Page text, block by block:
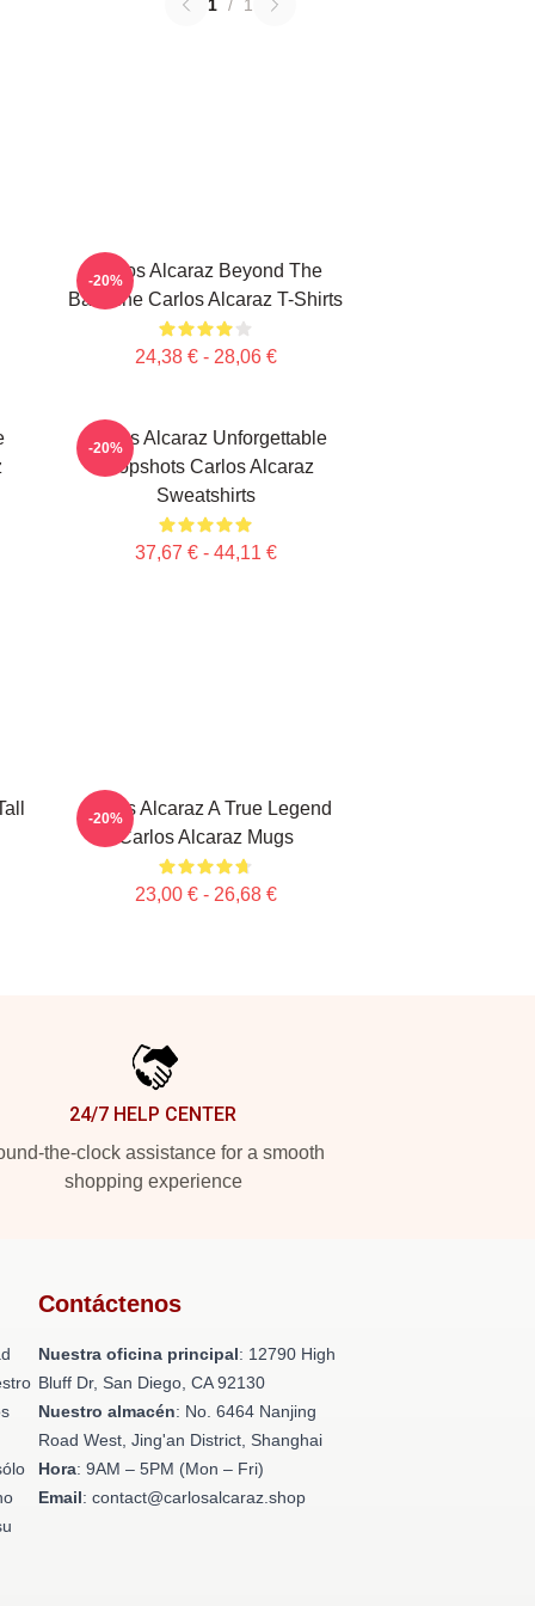
1 / 1
Carlos Alcaraz Beyond The
Baseline Carlos Alcaraz T-Shirts
24,38 € - 28,06 €
-20%
Carlos Alcaraz Unforgettable
Dropshots Carlos Alcaraz
Sweatshirts
37,67 € - 44,11 €
-20%
Carlos Alcaraz A True Legend
Carlos Alcaraz Mugs
23,00 € - 26,68 €
-20%
24/7 HELP CENTER
the-clock assistance for a smooth
shopping experience
Contáctenos
Nuestra oficina principal: 12790 High
Bluff Dr, San Diego, CA 92130
Nuestro almacén: No. 6464 Nanjing
Road West, Jing'an District, Shanghai
Hora: 9AM – 5PM (Mon – Fri)
Email: contact@carlosalcaraz.shop